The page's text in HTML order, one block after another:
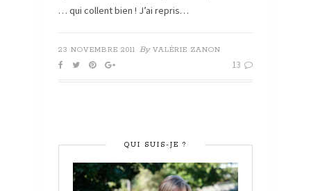
… qui collent bien ! J’ai repris…
23 NOVEMBRE 2011 By VALÉRIE ZANON
13
QUI SUIS-JE ?